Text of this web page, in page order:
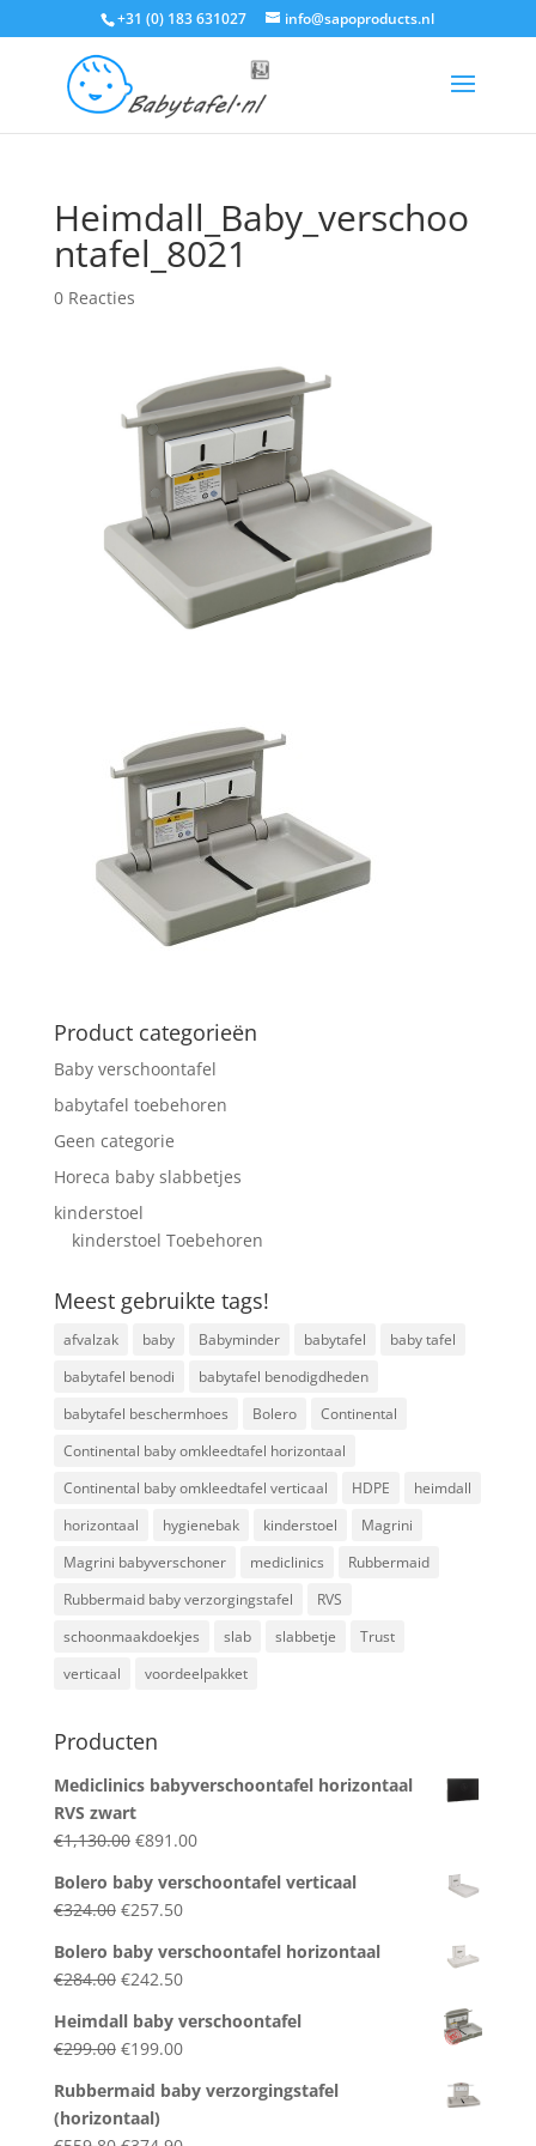
+31 (0) 183 631027 info@sapoproducts.nl
Heimdall_Baby_verschoo
ntafel_8021
0 Reacties
Product categorieën
Baby verschoontafel
babytafel toebehoren
Geen categorie
Horeca baby slabbetjes
kinderstoel
kinderstoel Toebehoren
Meest gebruikte tags!
afvalzak baby Babyminder babytafel
baby tafel
babytafel benodi
babytafel benodigdheden
babytafel beschermhoes
Bolero
Continental
Continental baby omkleedtafel horizontaal
Continental baby omkleedtafel verticaal
HDPE
heimdall
horizontaal
hygienebak kinderstoel
Magrini
Magrini babyverschoner
mediclinics
Rubbermaid
Rubbermaid baby verzorgingstafel
RVS
schoonmaakdoekjes
slab slabbetje
Trust
verticaal
voordeelpakket
Producten
Mediclinics babyverschoontafel horizontaal
RVS zwart
€1,130.00 Original
was:
€1,130.00.
€891.00Current
is:
Bolero baby verschoontafel verticaal
€324.00 Original
was:
€324.00.
€257.50Current
is:
€257.50.
Bolero baby verschoontafel horizontaal
€284.00 Original
was:
€284.00.
€242.50Current
is:
€242.50.
Heimdall baby verschoontafel
€299.00 Original
was:
€299.00.
€199.00Current
is:
Rubbermaid baby verzorgingstafel
(horizontaal)